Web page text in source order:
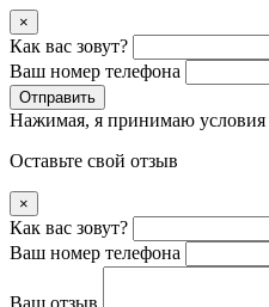
×
Как вас зовут?
Ваш номер телефона
Отправить
Нажимая, я принимаю условия
Оставьте свой отзыв
×
Как вас зовут?
Ваш номер телефона